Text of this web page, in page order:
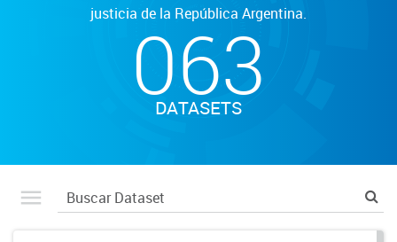
justicia de la República Argentina.
063
DATASETS